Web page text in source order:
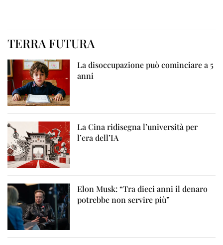
TERRA FUTURA
La disoccupazione può cominciare a 5
anni
La Cina ridisegna l’università per
l’era dell’IA
Elon Musk: “Tra dieci anni il denaro
potrebbe non servire più”